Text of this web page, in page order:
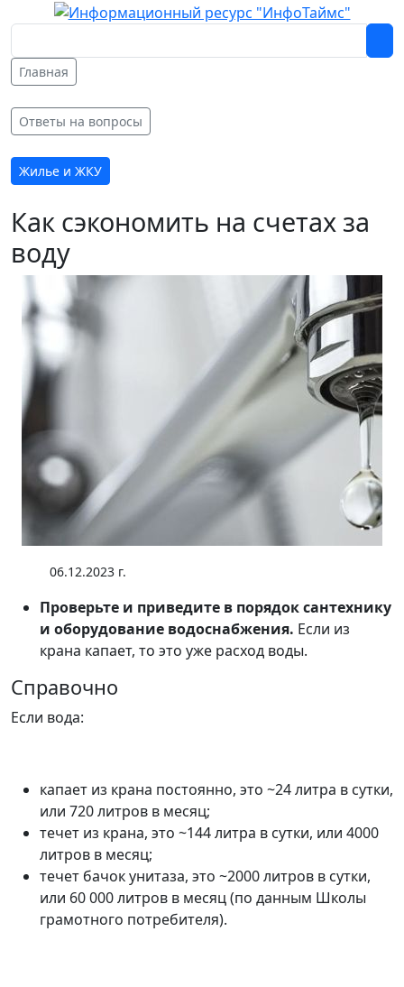
Главная
Ответы на вопросы
Жилье и ЖКУ
Как сэкономить на счетах за
воду
06.12.2023 г.
Проверьте и приведите в порядок сантехнику
и оборудование водоснабжения. Если из
крана капает, то это уже расход воды.
Справочно
Если вода:
капает из крана постоянно, это ~24 литра в сутки,
или 720 литров в месяц;
течет из крана, это ~144 литра в сутки, или 4000
литров в месяц;
течет бачок унитаза, это ~2000 литров в сутки,
или 60 000 литров в месяц (по данным Школы
грамотного потребителя).